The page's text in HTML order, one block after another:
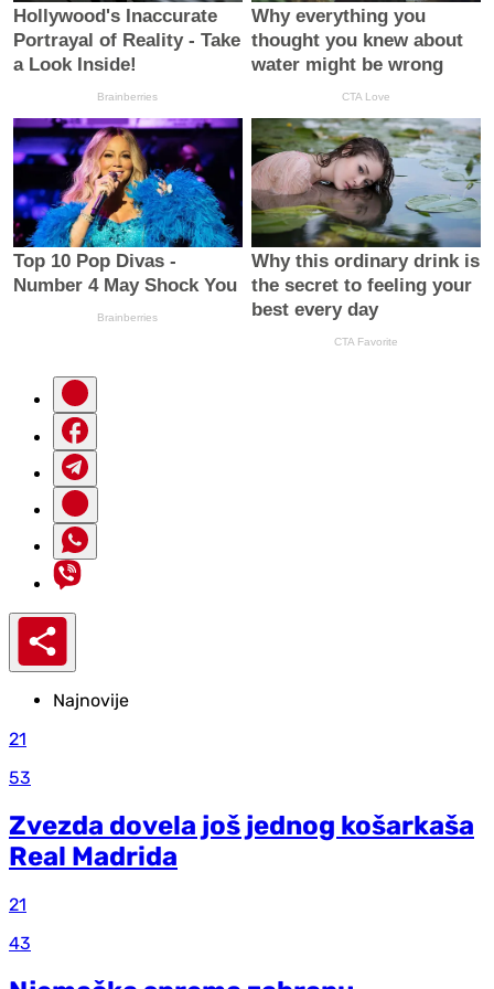
Najnovije
21
53
Zvezda dovela još jednog košarkaša
Real Madrida
21
43